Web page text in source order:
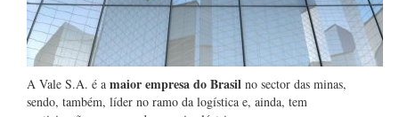
A Vale S.A. é a maior empresa do Brasil no sector das minas,
sendo, também, líder no ramo da logística e, ainda, tem